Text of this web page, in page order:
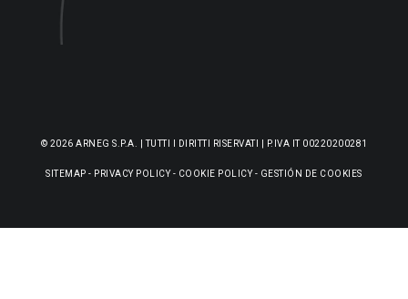
© 2026 ARNEG S.P.A. | TUTTI I DIRITTI RISERVATI | P.IVA IT 00220200281
SITEMAP - PRIVACY POLICY- COOKIE POLICY- GESTIÓN DE COOKIES